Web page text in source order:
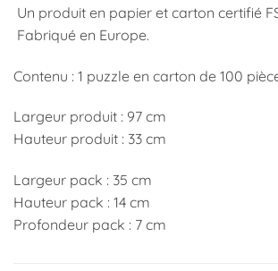
Un produit en papier et carton certifié
Fabriqué en Europe.
Contenu : 1 puzzle en carton de 100
Largeur produit : 97 cm
Hauteur produit : 33 cm
Largeur pack : 35 cm
Hauteur pack : 14 cm
Profondeur pack : 7 cm